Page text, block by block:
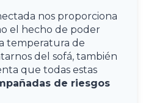
nos proporciona
el hecho de poder
temperatura de
del sofá, también
que todas estas
de riesgos